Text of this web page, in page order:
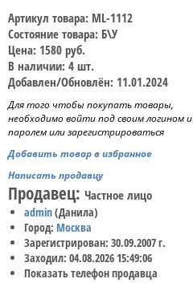
Артикул товара: ML-1112
Состояние товара: Б\У
Цена: 1580 руб.
В наличии: 4 шт.
Добавлен/Обновлён: 11.01.2024
Для того чтобы покупать товары,
необходимо войти под своим логином и
паролем или зарегистрироваться
Добавить товар в избранное
Написать продавцу
Продавец: Частное лицо
admin(Данила)
Город: Москва
Зарегистрирован: 30.09.2007 г.
Заходил: 04.08.2026 15:49:06
Показать телефон продавца